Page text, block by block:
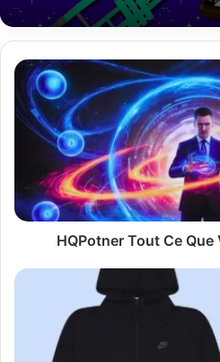
HQPotner
Tout
Ce
Que
Vous
Savoir
HQPotner Tout Ce
Nike
Symbole